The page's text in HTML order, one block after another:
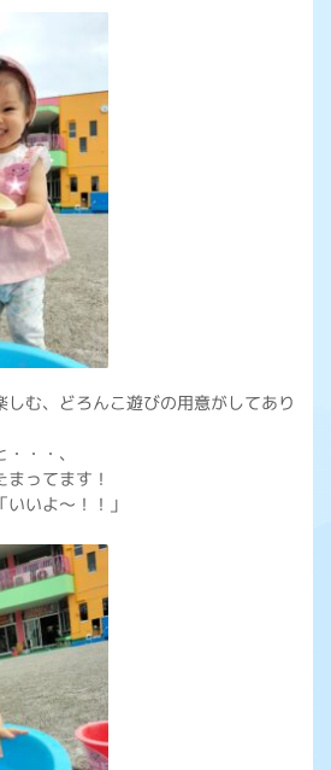
しむ、どろんこ遊びの用意がしてあり
・・、
ってます！
いいよ～！！」